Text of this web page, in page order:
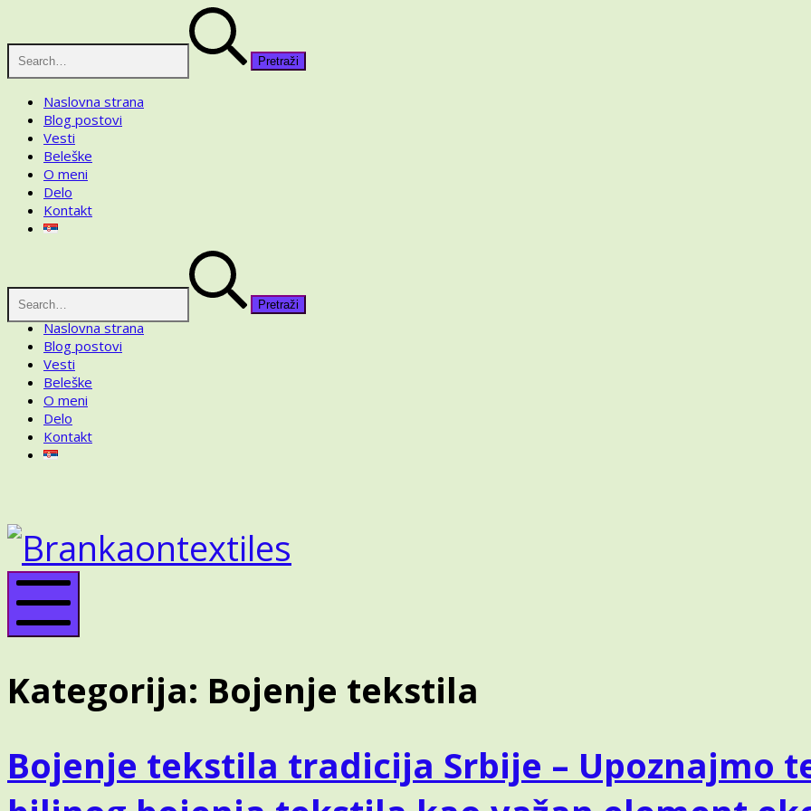
content
Naslovna strana
Blog postovi
Vesti
Beleške
O meni
Delo
Kontakt
Naslovna strana
Blog postovi
Vesti
Beleške
O meni
Delo
Kontakt
ON
TEXTILES
Mobile
Kategorija: Bojenje tekstila
Bojenje tekstila tradicija Srbije – Upoznajmo